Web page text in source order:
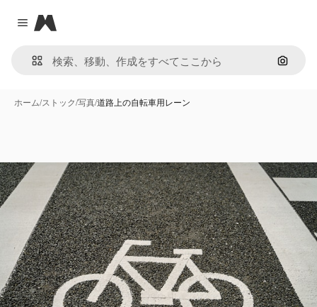
Close menu
Magnific
画像で
ホーム/ストック/写真/道路上の自転車用レーン